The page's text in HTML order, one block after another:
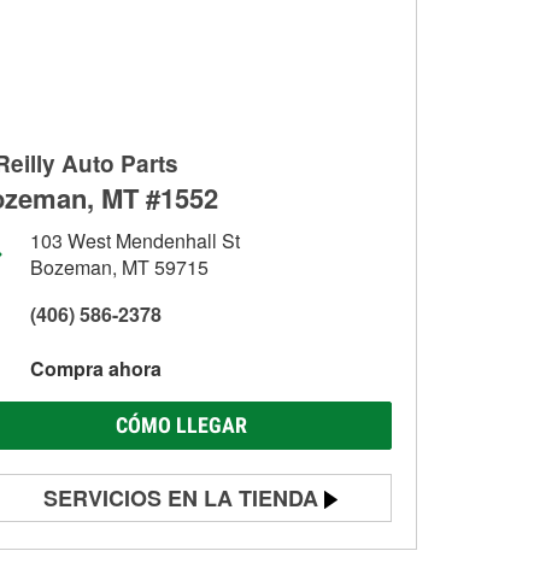
Auto Parts
MT #1552
103 West Mendenhall St
Bozeman, MT 59715
(406) 586-2378
Compra ahora
CÓMO LLEGAR
SERVICIOS EN LA TIENDA
Prueba de batería